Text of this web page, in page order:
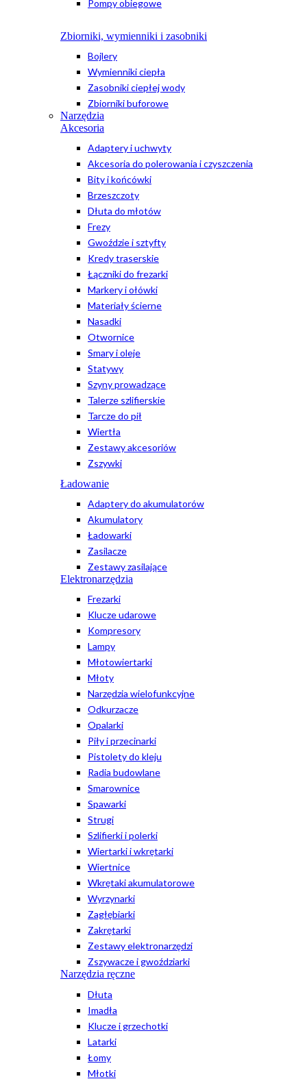
Pompy obiegowe
Zbiorniki, wymienniki i zasobniki
Bojlery
Wymienniki ciepła
Zasobniki ciepłej wody
Zbiorniki buforowe
Narzędzia
Akcesoria
Adaptery i uchwyty
Akcesoria do polerowania i czyszczenia
Bity i końcówki
Brzeszczoty
Dłuta do młotów
Frezy
Gwoździe i sztyfty
Kredy traserskie
Łączniki do frezarki
Markery i ołówki
Materiały ścierne
Nasadki
Otwornice
Smary i oleje
Statywy
Szyny prowadzące
Talerze szlifierskie
Tarcze do pił
Wiertła
Zestawy akcesoriów
Zszywki
Ładowanie
Adaptery do akumulatorów
Akumulatory
Ładowarki
Zasilacze
Zestawy zasilające
Elektronarzędzia
Frezarki
Klucze udarowe
Kompresory
Lampy
Młotowiertarki
Młoty
Narzędzia wielofunkcyjne
Odkurzacze
Opalarki
Piły i przecinarki
Pistolety do kleju
Radia budowlane
Smarownice
Spawarki
Strugi
Szlifierki i polerki
Wiertarki i wkrętarki
Wiertnice
Wkrętaki akumulatorowe
Wyrzynarki
Zagłębiarki
Zakrętarki
Zestawy elektronarzędzi
Zszywacze i gwoździarki
Narzędzia ręczne
Dłuta
Imadła
Klucze i grzechotki
Latarki
Łomy
Młotki